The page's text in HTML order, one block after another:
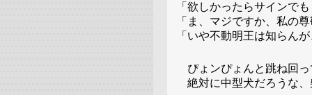
「欲しかったらサインで
「ま、マジですか、私の
「いや不動明王は知らん
ぴょンぴょんと跳ね回っ
絶対に中型犬だろうな、